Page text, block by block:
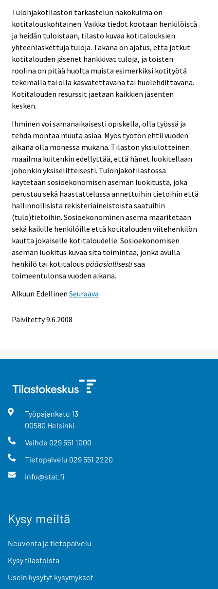
Tulonjakotilaston tarkastelun näkökulma on
kotitalouskohtainen. Vaikka tiedot kootaan henkilöistä
ja heidän tuloistaan, tilasto kuvaa kotitalouksien
yhteenlaskettuja tuloja. Takana on ajatus, että jotkut
kotitalouden jäsenet hankkivat tuloja, ja toisten
roolina on pitää huolta muista esimerkiksi kotityötä
tekemällä tai olla kasvatettavana tai huolehdittavana.
Kotitalouden resurssit jaetaan kaikkien jäsenten
kesken.
Ihminen voi samanaikaisesti opiskella, olla työssä ja
tehdä montaa muuta asiaa. Myös työtön ehtii vuoden
aikana olla monessa mukana. Tilaston yksiulotteinen
maailma kuitenkin edellyttää, että hänet luokitellaan
johonkin yksiselitteisesti. Tulonjakotilastossa
käytetään sosioekonomisen aseman luokitusta, joka
perustuu sekä haastattelussa annettuihin tietoihin että
hallinnollisista rekisteriaineistoista saatuihin
(tulo)tietoihin. Sosioekonominen asema määritetään
sekä kaikille henkilöille että kotitalouden viitehenkilön
kautta jokaiselle kotitaloudelle. Sosioekonomisen
aseman luokitus kuvaa sitä toimintaa, jonka avulla
henkilö tai kotitalous pääasiallisestisaa
toimeentulonsa vuoden aikana.
Alkuun Edellinen Seuraava
Päivitetty9.6.2008
Työpajankatu 13
00580 Helsinki
Vaihde 029 551 1000
Tietopalvelu 029 551 2220
info@stat.fi
Kysy meiltä
Neuvonta ja tietopalvelu
Kysy tilastoista
Usein kysytyt kysymykset